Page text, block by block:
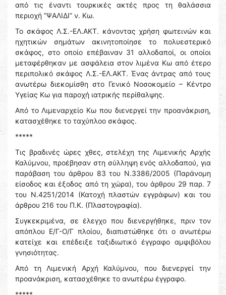
από τις έναντι τουρκικές ακτές προς τη θαλάσσια
περιοχή “ΨΑΛΙΔΙ” ν. Κω.
Το σκάφος Λ.Σ.-ΕΛ.ΑΚΤ. κάνοντας χρήση φωτεινών και
ηχητικών σημάτων ακινητοποίησε το πολυεστερικό
σκάφος, στο οποίο επέβαιναν 31 αλλοδαποί, οι οποίοι
μεταφέρθηκαν με ασφάλεια στον λιμένα Κω από έτερο
περιπολικό σκάφος Λ.Σ.-ΕΛ.ΑΚΤ. Ένας άντρας από τους
ανωτέρω διεκομίσθη στο Γενικό Νοσοκομείο – Κέντρο
Υγείας Κω για παροχή ιατρικής περίθαλψης.
Από το Λιμεναρχείο Κω που διενεργεί την προανάκριση,
κατασχέθηκε το ταχύπλοο σκάφος.
*****
Τις βραδινές ώρες χθες, στελέχη της Λιμενικής Αρχής
Καλύμνου, προέβησαν στη σύλληψη ενός αλλοδαπού, για
παράβαση του άρθρου 83 του Ν.3386/2005 (Παράνομη
είσοδος και έξοδος από τη χώρα), του άρθρου 29 παρ. 7
του Ν.4251/2014 (Κατοχή πλαστών εγγράφων) και του
άρθρου 216 του Π.Κ. (Πλαστογραφία).
Συγκεκριμένα, σε έλεγχο που διενεργήθηκε, πριν τον
απόπλου Ε/Γ-Ο/Γ πλοίου, διαπιστώθηκε ότι ο ανωτέρω
κατείχε και επέδειξε ταξιδιωτικό έγγραφο αμφιβόλου
γνησιότητας.
Από τη Λιμενική Αρχή Καλύμνου, που διενεργεί την
προανάκριση, κατασχέθηκε το ανωτέρω έγγραφο.